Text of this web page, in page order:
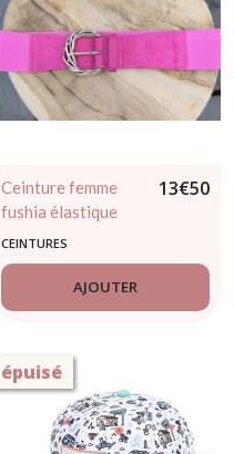
Ceinture femme
fushia élastique
13€50
CEINTURES
AJOUTER
épuisé